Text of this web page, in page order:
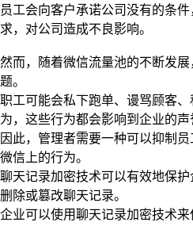
员工会向客户承诺公司没有的条
求，对公司造成不良影响。
然而，随着微信流量池的不断发
题。
职工可能会私下跑单、谩骂顾客
为，这些行为都会影响到企业的声
因此，管理者需要一种可以抑制
微信上的行为。
聊天记录加密技术可以有效地保
删除或篡改聊天记录。
企业可以使用聊天记录加密技术